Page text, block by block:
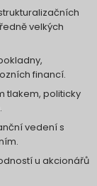
velkých
financí.
tlakem, politicky
vedení s
u akcionářů